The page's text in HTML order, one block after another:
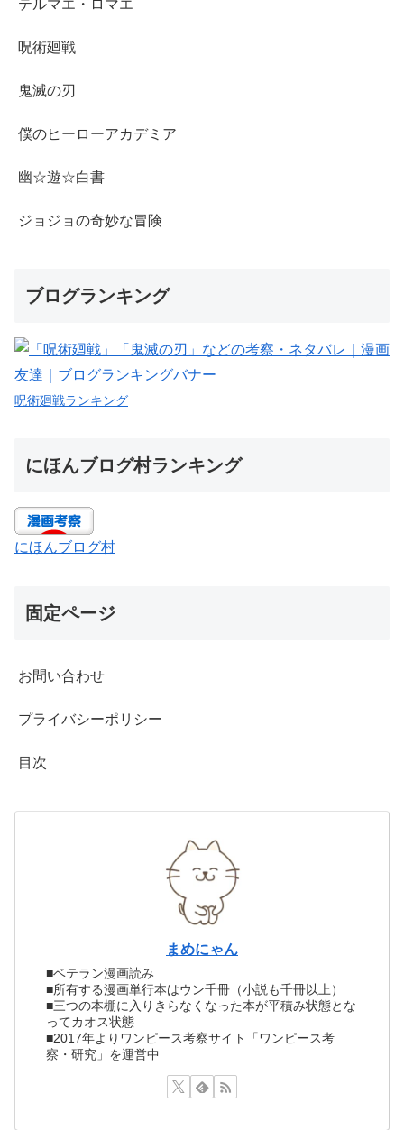
テルマエ・ロマエ
呪術廻戦
鬼滅の刃
僕のヒーローアカデミア
幽☆遊☆白書
ジョジョの奇妙な冒険
ブログランキング
呪術廻戦ランキング
にほんブログ村ランキング
にほんブログ村
固定ページ
お問い合わせ
プライバシーポリシー
目次
まめにゃん
■ベテラン漫画読み
■所有する漫画単行本はウン千冊（小説も千冊以上）
■三つの本棚に入りきらなくなった本が平積み状態とな
ってカオス状態
■2017年よりワンピース考察サイト「ワンピース考
察・研究」を運営中